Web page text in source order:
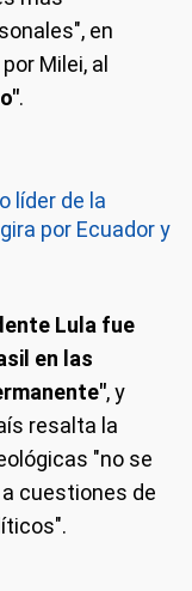
en
Milei, al
.
líder de la
por Ecuador y
Lula fue
en las
, y
resalta la
"no se
cuestiones de